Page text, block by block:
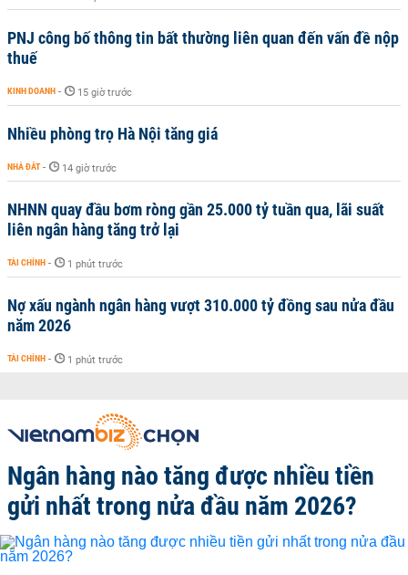
PNJ công bố thông tin bất thường liên quan đến vấn đề nộp
thuế
KINH DOANH - 15 giờ trước
Nhiều phòng trọ Hà Nội tăng giá
NHÀ ĐẤT - 14 giờ trước
NHNN quay đầu bơm ròng gần 25.000 tỷ tuần qua, lãi suất
liên ngân hàng tăng trở lại
TÀI CHÍNH - 1 phút trước
Nợ xấu ngành ngân hàng vượt 310.000 tỷ đồng sau nửa đầu
năm 2026
TÀI CHÍNH - 1 phút trước
Ngân hàng nào tăng được nhiều tiền
gửi nhất trong nửa đầu năm 2026?